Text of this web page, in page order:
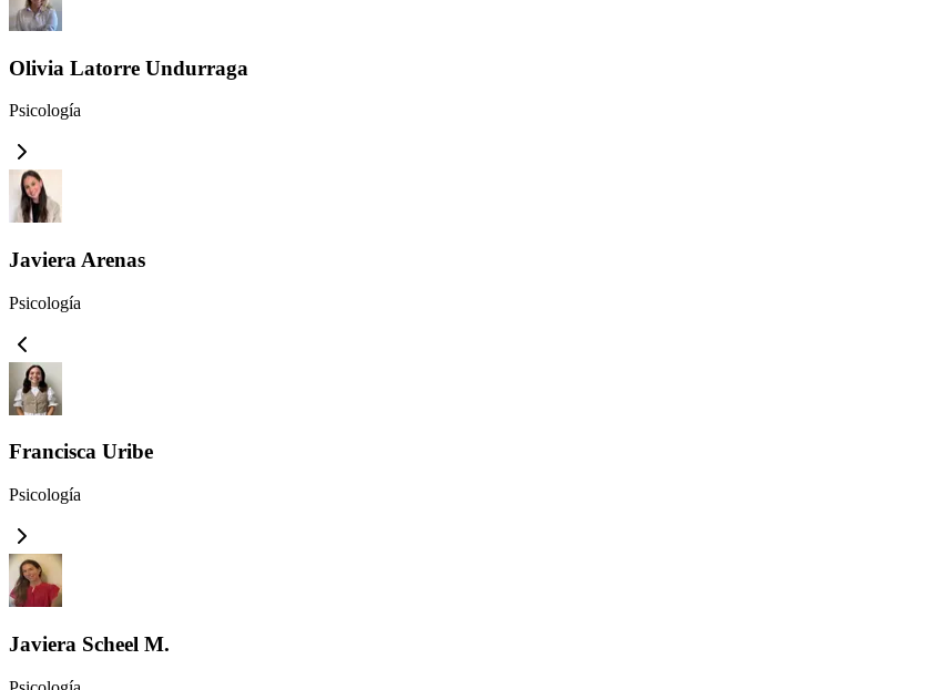
Olivia Latorre Undurraga
Psicología
Javiera Arenas
Psicología
Francisca Uribe
Psicología
Javiera Scheel M.